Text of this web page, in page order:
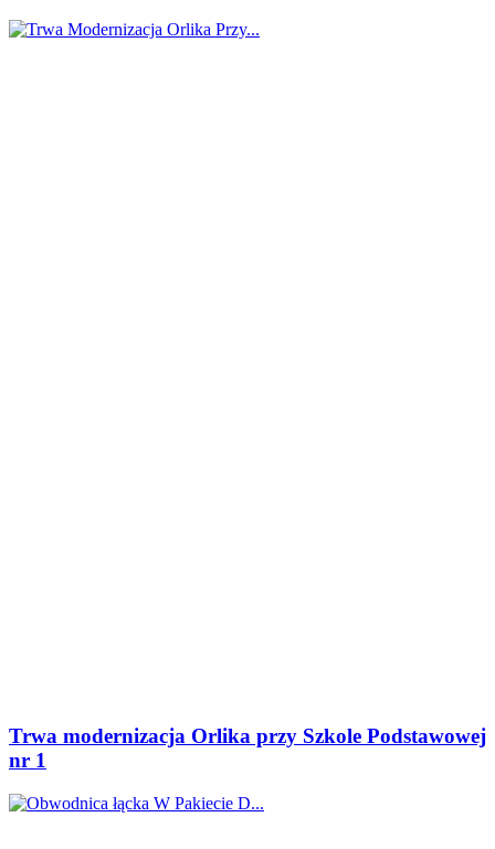
Trwa modernizacja Orlika przy Szkole Podstawowej
nr 1